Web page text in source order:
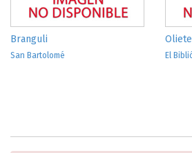
Branguli
San Bartolomé El